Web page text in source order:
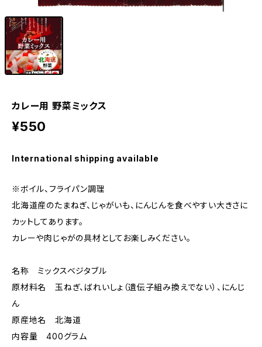
カレー用 野菜ミックス
¥550
International shipping available
※ボイル、フライパン調理
北海道産のたまねぎ、じゃがいも、にんじんを食べやすい大きさに
カットしてあります。
カレーや肉じゃがの具材としてお楽しみください。
名称 ミックスベジタブル
原材料名 玉ねぎ、ばれいしょ（遺伝子組み換えでない）、にんじ
ん
原産地名 北海道
内容量 400グラム